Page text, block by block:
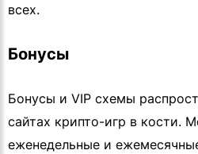
всех.
Бонусы
Бонусы и VIP схемы
сайтах крипто-игр в кости.
еженедельные и